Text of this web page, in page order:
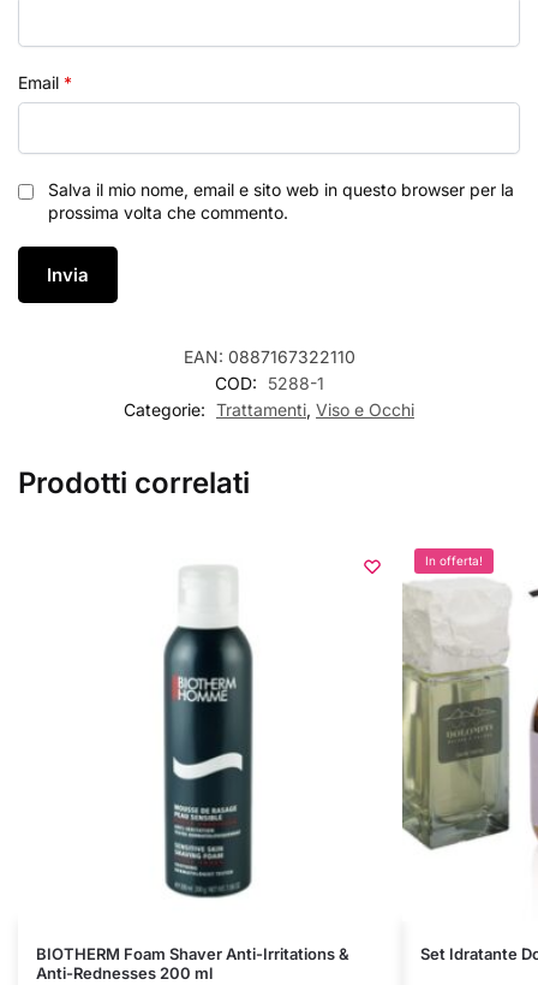
Email *
Salva il mio nome, email e sito web in questo browser per la
prossima volta che commento.
EAN: 0887167322110
COD:
5288-1
Categorie: Trattamenti, Viso e Occhi
Prodotti correlati
BIOTHERM Foam Shaver Anti-Irritations &
Anti-Rednesses 200 ml
In offerta!
Set Idratante